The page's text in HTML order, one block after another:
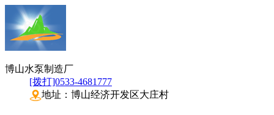
博山水泵制造厂
[拨打]0533-4681777
地址：博山经济开发区大庄村